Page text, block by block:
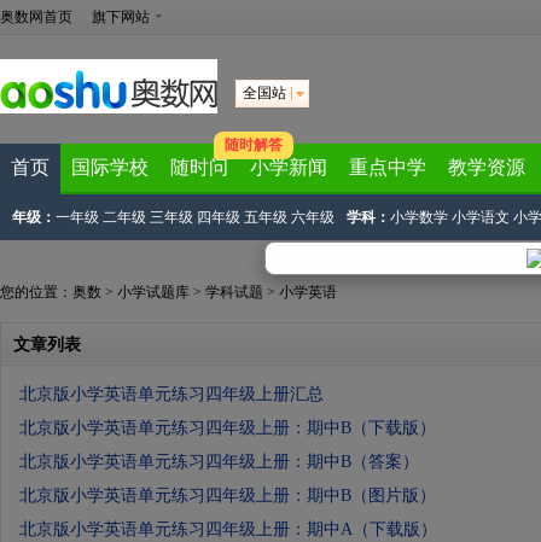
奥数网首页 旗下网站
全国站
首页 国际学校 随时问
随时解答
小学新闻 重点中学 教学资源
年级： 一年级 二年级 三年级 四年级 五年级 六年级 学科： 小学数学 小学语文 小
您的位置： 奥数 > 小学试题库 > 学科试题 > 小学英语
文章列表
北京版小学英语单元练习四年级上册汇总
北京版小学英语单元练习四年级上册：期中B（下载版）
北京版小学英语单元练习四年级上册：期中B（答案）
北京版小学英语单元练习四年级上册：期中B（图片版）
北京版小学英语单元练习四年级上册：期中A（下载版）